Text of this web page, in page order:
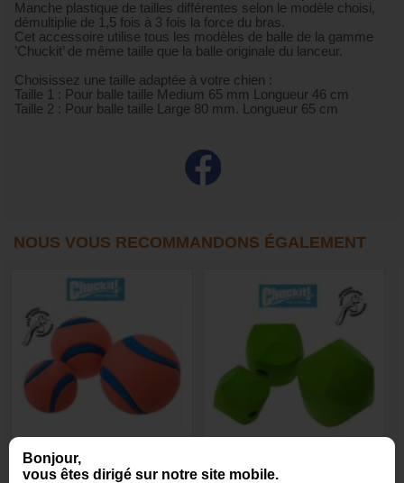
Bonjour,
vous êtes dirigé sur notre site mobile.
Manche plastique de tailles différentes selon le modèle choisi,
démultiplie de 1,5 fois à 3 fois la force du bras.
Cet accessoire utilise tous les modèles de balle de la gamme
’Chuckit’ de même taille que la balle originale du lanceur.
Choisissez une taille adaptée à votre chien :
Taille 1 : Pour balle taille Medium 65 mm Longueur 46 cm
Taille 2 : Pour balle taille Large 80 mm. Longueur 65 cm
NOUS VOUS RECOMMANDONS ÉGALEMENT
Ultra Ball Chuckit - Balle
pour chien